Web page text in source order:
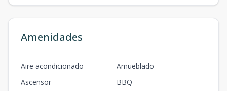
Amenidades
Aire acondicionado
Amueblado
Ascensor
BBQ